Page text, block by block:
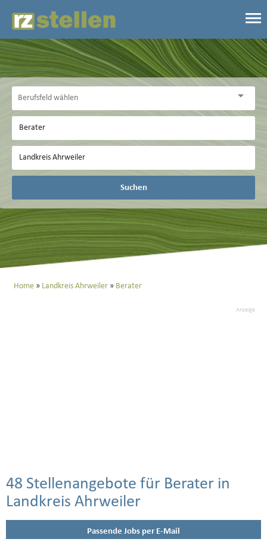
Suchen
Home Landkreis Ahrweiler Berater
Anzeige
48 Stellenangebote für Berater in
Landkreis Ahrweiler
Passende Jobs per E-Mail